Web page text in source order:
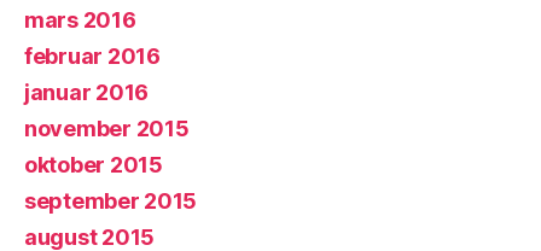
mars 2016
februar 2016
januar 2016
november 2015
oktober 2015
september 2015
august 2015